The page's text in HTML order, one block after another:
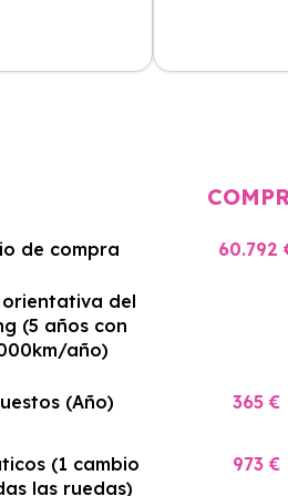
de compra 60.792
del
(5 años con
año)
(Año) 365 €
(1 cambio
las ruedas)
973 €